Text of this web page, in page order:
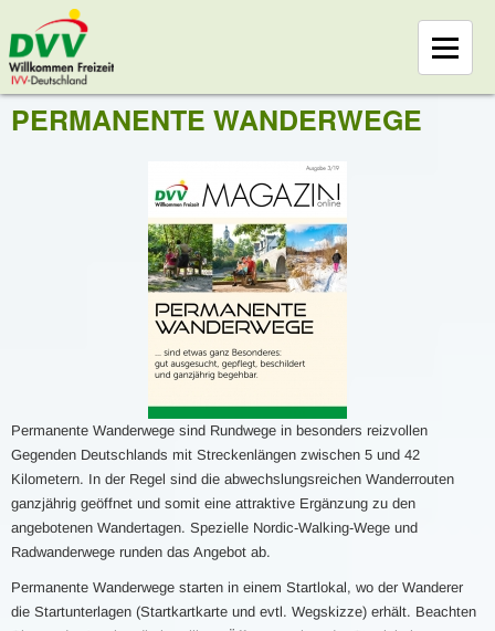
PERMANENTE WANDERWEGE
Permanente Wanderwege sind Rundwege in besonders reizvollen
Gegenden Deutschlands mit Streckenlängen zwischen 5 und 42
Kilometern. In der Regel sind die abwechslungsreichen Wanderrouten
ganzjährig geöffnet und somit eine attraktive Ergänzung zu den
angebotenen Wandertagen. Spezielle Nordic-Walking-Wege und
Radwanderwege runden das Angebot ab.
Permanente Wanderwege starten in einem Startlokal, wo der Wanderer
die Startunterlagen (Startkartkarte und evtl. Wegskizze) erhält. Beachten